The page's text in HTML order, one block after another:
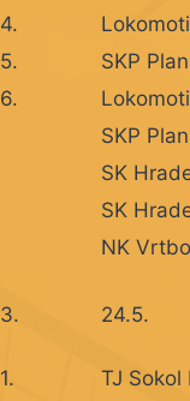
4.
5.
SKP
6.
SKP
SK
SK
NK
3. 24.5.
1.
TJ Sokol